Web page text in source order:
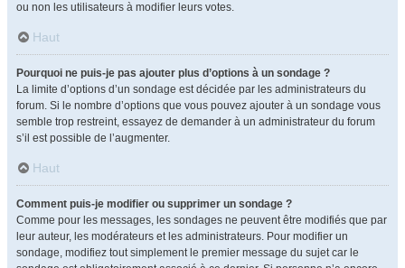
ou non les utilisateurs à modifier leurs votes.
Haut
Pourquoi ne puis-je pas ajouter plus d’options à un sondage ?
La limite d’options d’un sondage est décidée par les administrateurs du
forum. Si le nombre d’options que vous pouvez ajouter à un sondage vous
semble trop restreint, essayez de demander à un administrateur du forum
s’il est possible de l’augmenter.
Haut
Comment puis-je modifier ou supprimer un sondage ?
Comme pour les messages, les sondages ne peuvent être modifiés que par
leur auteur, les modérateurs et les administrateurs. Pour modifier un
sondage, modifiez tout simplement le premier message du sujet car le